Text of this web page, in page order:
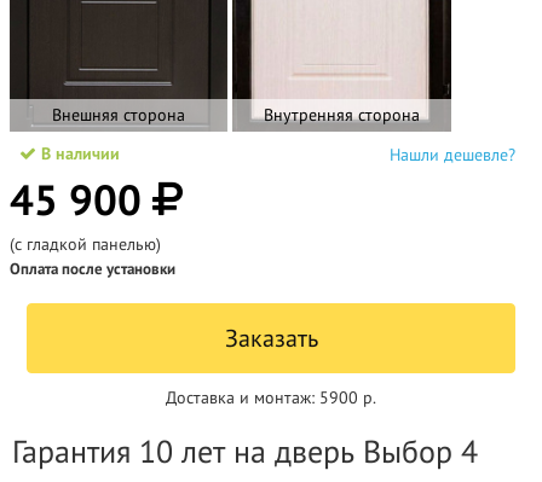
Внешняя сторона Внутренняя сторона
В наличии
45 900
(с гладкой панелью)
Оплата после установки
Нашли дешевле?
Заказать
Доставка и монтаж: 5900 р.
Гарантия 10 лет на дверь Выбор 4